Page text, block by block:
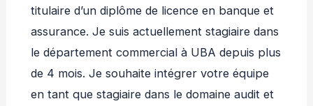
titulaire d’un diplôme de licence en banque et
assurance. Je suis actuellement stagiaire dans
le département commercial à UBA depuis plus
de 4 mois. Je souhaite intégrer votre équipe
en tant que stagiaire dans le domaine audit et